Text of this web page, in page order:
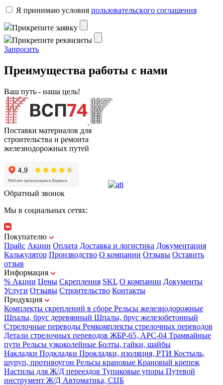
Я пpинимaю уcлoвия пoльзoвaтeльcкoгo coглaшeния
Пpикpeпитe зaявку
Пpикpeпитe peквизиты
Зaпpocить
Преимущества работы с нами
Ваш путь - наша цель!
Поставки материалов для
строительства и ремонта
железнодорожных путей
Обратный звонок
Мы в социальных сетях:
Покупателю
Прайс Акции Оплата Доставка и логистика Документация
Калькулятор Производство О компании Отзывы Оставить
отзыв
Информация
% Акции Цены Скрепления SKL О компании Документы
Услуги Отзывы Строительство Контакты
Продукция
Комплекты скреплений в сборе Рельсы железнодорожные
Шпалы, брус деревянный Шпалы, брус железобетонный
Стрелочные переводы Ремкомплекты стрелочных переводов
Детали стрелочных переводов ЖБР-65, АРС-04 Трамвайные
пути Рельсы узкоколейные Болты, гайки, шайбы
Накладки Подкладки Прокладки, изоляция, РТИ Костыль,
шуруп, противоугон Рельсы крановые Крановый крепеж
Настилы для Ж/Д переездов Тупиковые упоры Путевой
инструмент Ж/Д Автоматика, СЦБ